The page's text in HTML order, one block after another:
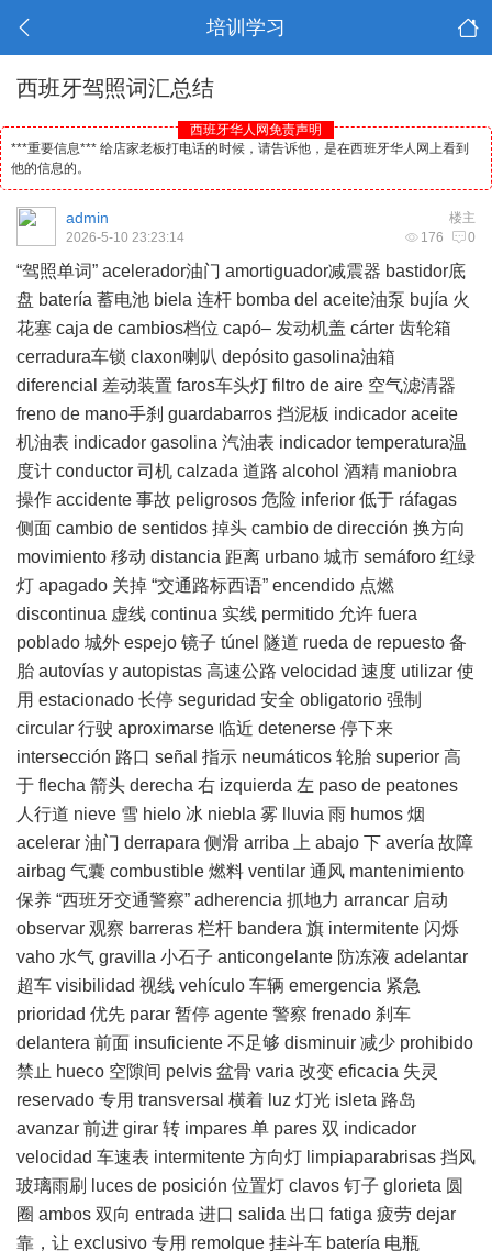
培训学习
西班牙驾照词汇总结
西班牙华人网免责声明
***重要信息*** 给店家老板打电话的时候，请告诉他，是在西班牙华人网上看到
他的信息的。
楼主
admin
176 0
2026-5-10 23:23:14
“驾照单词” acelerador油门 amortiguador减震器 bastidor底
盘 batería 蓄电池 biela 连杆 bomba del aceite油泵 bujía 火
花塞 caja de cambios档位 capó– 发动机盖 cárter 齿轮箱
cerradura车锁 claxon喇叭 depósito gasolina油箱
diferencial 差动装置 faros车头灯 filtro de aire 空气滤清器
freno de mano手刹 guardabarros 挡泥板 indicador aceite
机油表 indicador gasolina 汽油表 indicador temperatura温
度计 conductor 司机 calzada 道路 alcohol 酒精 maniobra
操作 accidente 事故 peligrosos 危险 inferior 低于 ráfagas
侧面 cambio de sentidos 掉头 cambio de dirección 换方向
movimiento 移动 distancia 距离 urbano 城市 semáforo 红绿
灯 apagado 关掉 “交通路标西语” encendido 点燃
discontinua 虚线 continua 实线 permitido 允许 fuera
poblado 城外 espejo 镜子 túnel 隧道 rueda de repuesto 备
胎 autovías y autopistas 高速公路 velocidad 速度 utilizar 使
用 estacionado 长停 seguridad 安全 obligatorio 强制
circular 行驶 aproximarse 临近 detenerse 停下来
intersección 路口 señal 指示 neumáticos 轮胎 superior 高
于 flecha 箭头 derecha 右 izquierda 左 paso de peatones
人行道 nieve 雪 hielo 冰 niebla 雾 lluvia 雨 humos 烟
acelerar 油门 derrapara 侧滑 arriba 上 abajo 下 avería 故障
airbag 气囊 combustible 燃料 ventilar 通风 mantenimiento
保养 “西班牙交通警察” adherencia 抓地力 arrancar 启动
observar 观察 barreras 栏杆 bandera 旗 intermitente 闪烁
vaho 水气 gravilla 小石子 anticongelante 防冻液 adelantar
超车 visibilidad 视线 vehículo 车辆 emergencia 紧急
prioridad 优先 parar 暂停 agente 警察 frenado 刹车
delantera 前面 insuficiente 不足够 disminuir 减少 prohibido
禁止 hueco 空隙间 pelvis 盆骨 varia 改变 eficacia 失灵
reservado 专用 transversal 横着 luz 灯光 isleta 路岛
avanzar 前进 girar 转 impares 单 pares 双 indicador
velocidad 车速表 intermitente 方向灯 limpiaparabrisas 挡风
玻璃雨刷 luces de posición 位置灯 clavos 钉子 glorieta 圆
圈 ambos 双向 entrada 进口 salida 出口 fatiga 疲劳 dejar
靠，让 exclusivo 专用 remolque 挂斗车 batería 电瓶